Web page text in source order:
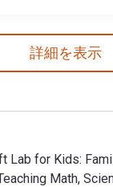
詳細を表示
Lab for Kids:
Math,